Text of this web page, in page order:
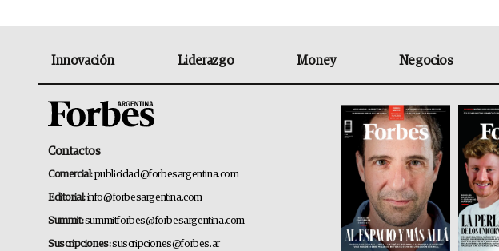
Innovación Liderazgo Money Negocios
Contactos
Comercial:publicidad@forbesargentina.com
Editorial:info@forbesargentina.com
Summit:summitforbes@forbesargentina.com
Suscripciones:suscripciones@forbes.ar